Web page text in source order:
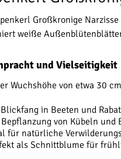
Großkronige
weiße
und Vielseitigkeit
Wuchshöhe von etwa 30
in Beeten und
von Kübeln und
für natürliche
als Schnittblume für